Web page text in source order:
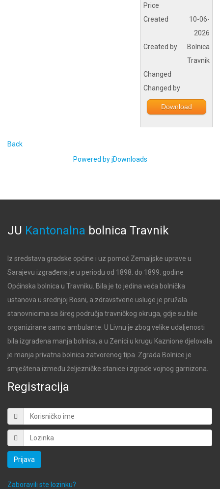
Price
Created
10-06-
2026
Created by
Bolnica
Travnik
Changed
Changed by
Download
Back
Powered by jDownloads
JU Kantonalna bolnica Travnik
Iz sredstava gradske općine i uz pomoć Zemaljske uprave u
Sarajevu izgrađena je u periodu od 1898. do 1899. godine
Općinska bolnica u Travniku. Bila je to jedina veća bolnička
ustanova u srednjoj Bosni, a zdravstvene usluge je pružala
stanovnicima sa šireg područja travničkog okruga, gdje su bile
organizirane samo ambulante. U Livnu je zbog velike udaljenosti
bila izgrađena manja bolnica, a u Zenici u krugu Kaznione djelovala
je manja privatna bolnica zatvorenog tipa. Zgrada Bolnice je
smještena između željezničke stanice i zgrade vojnog garnizona.
Registracija
Prijava
Zaboravili ste lozinku?